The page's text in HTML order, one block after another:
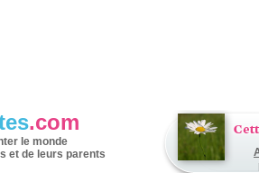
.com
le monde
et de leurs parents